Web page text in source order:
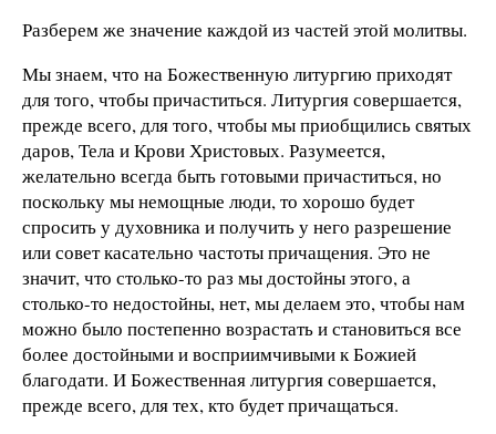
Разберем же значение каждой из частей этой молитвы.
Мы знаем, что на Божественную литургию приходят
для того, чтобы причаститься. Литургия совершается,
прежде всего, для того, чтобы мы приобщились святых
даров, Тела и Крови Христовых. Разумеется,
желательно всегда быть готовыми причаститься, но
поскольку мы немощные люди, то хорошо будет
спросить у духовника и получить у него разрешение
или совет касательно частоты причащения. Это не
значит, что столько-то раз мы достойны этого, а
столько-то недостойны, нет, мы делаем это, чтобы нам
можно было постепенно возрастать и становиться все
более достойными и восприимчивыми к Божией
благодати. И Божественная литургия совершается,
прежде всего, для тех, кто будет причащаться.